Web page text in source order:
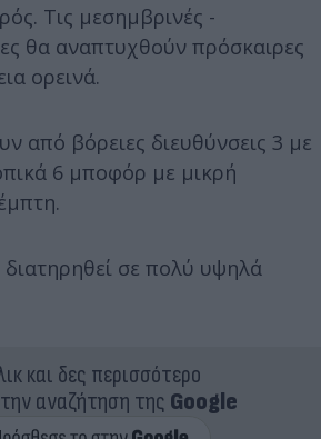
Τις μεσημβρινές -
θα αναπτυχθούν πρόσκαιρες
ορεινά.
από βόρειες διευθύνσεις 3 με
6 μποφόρ με μικρή
σε πολύ υψηλά
και δες περισσότερο
αναζήτηση της Google